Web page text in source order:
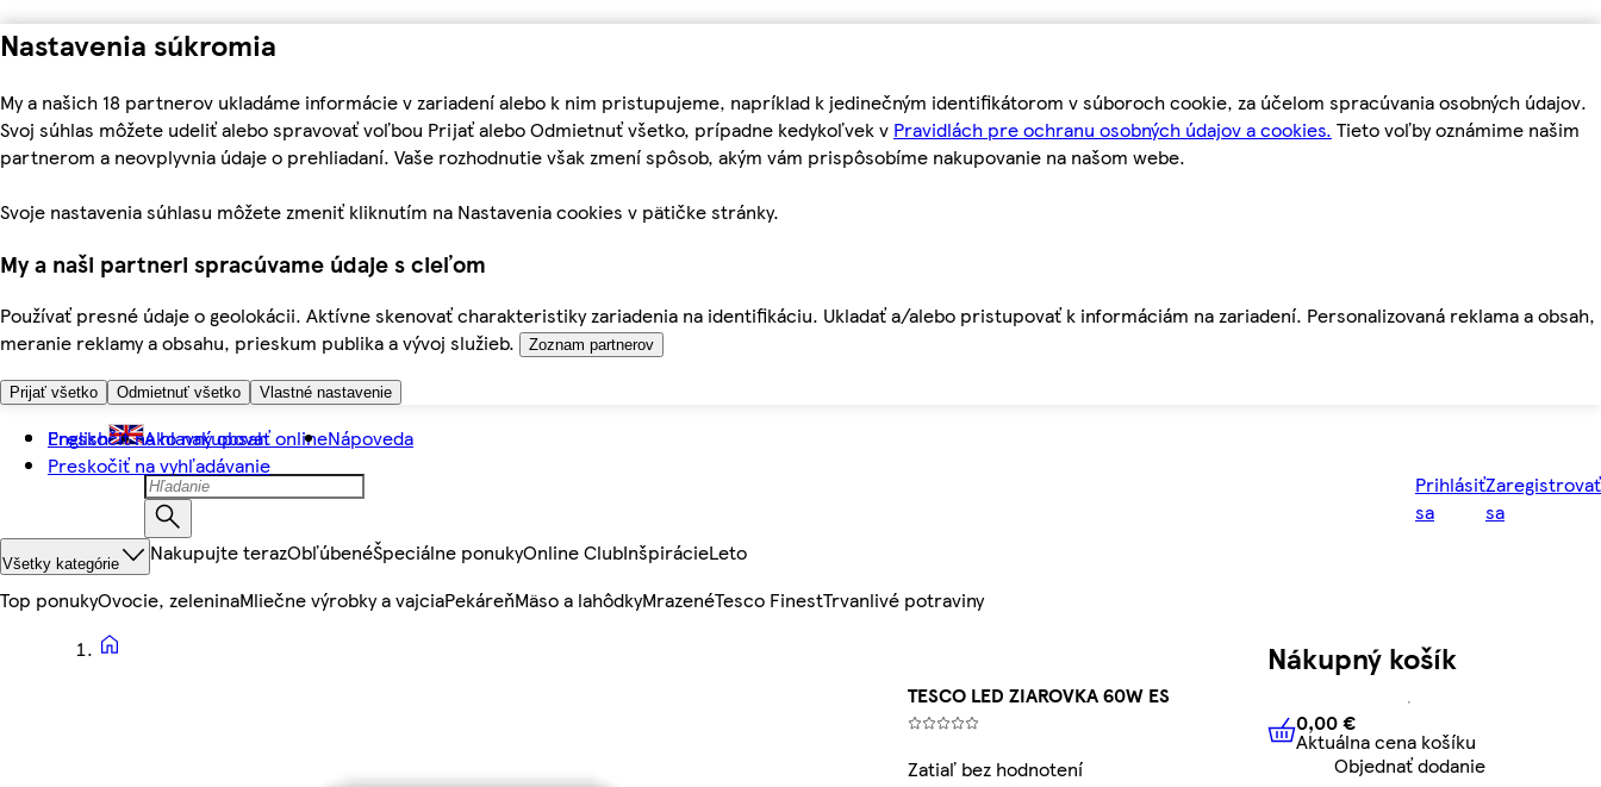
Nastavenia súkromia
My a našich 18 partnerov ukladáme informácie v zariadení alebo k nim pristupujeme, napríklad k jedinečným identifikátorom v súboroch cookie, za účelom spracúvania osobných údajov.
Svoj súhlas môžete udeliť alebo spravovať voľbou Prijať alebo Odmietnuť všetko, prípadne kedykoľvek v Pravidlách pre ochranu osobných údajov a cookies. Tieto voľby oznámime našim
partnerom a neovplyvnia údaje o prehliadaní. Vaše rozhodnutie však zmení spôsob, akým vám prispôsobíme nakupovanie na našom webe.
Svoje nastavenia súhlasu môžete zmeniť kliknutím na Nastavenia cookies v pätičke stránky.
My a naši partneri spracúvame údaje s cieľom
Používať presné údaje o geolokácii. Aktívne skenovať charakteristiky zariadenia na identifikáciu. Ukladať a/alebo pristupovať k informáciám na zariadení. Personalizovaná reklama a obsah,
meranie reklamy a obsahu, prieskum publika a vývoj služieb.
Zoznam partnerov
Prijať všetko Odmietnuť všetko Vlastné nastavenie
Preskočiť na hlavný obsah
Preskočiť na vyhľadávanie
English Ako nakupovať onlineNápoveda
Prihlásiť
sa
Zaregistrovať
sa
Všetky kategórie Nakupujte terazObľúbenéŠpeciálne ponukyOnline ClubInšpirácieLeto
Top ponukyOvocie, zeleninaMliečne výrobky a vajciaPekáreňMäso a lahôdkyMrazenéTesco FinestTrvanlivé potraviny
TESCO LED ZIAROVKA 60W ES
Zatiaľ bez hodnotení
Nákupný košík
0,00 € Aktuálna cena košíku
0,00 €
Aktuálna cena košíku
Objednať dodanie